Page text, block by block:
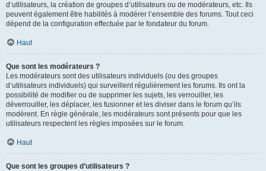
d’utilisateurs, la création de groupes d’utilisateurs ou de modérateurs, etc. Ils
peuvent également être habilités à modérer l’ensemble des forums. Tout ceci
dépend de la configuration effectuée par le fondateur du forum.
Haut
Que sont les modérateurs ?
Les modérateurs sont des utilisateurs individuels (ou des groupes
d’utilisateurs individuels) qui surveillent régulièrement les forums. Ils ont la
possibilité de modifier ou de supprimer les sujets, les verrouiller, les
déverrouiller, les déplacer, les fusionner et les diviser dans le forum qu’ils
modèrent. En règle générale, les modérateurs sont présents pour que les
utilisateurs respectent les règles imposées sur le forum.
Haut
Que sont les groupes d’utilisateurs ?